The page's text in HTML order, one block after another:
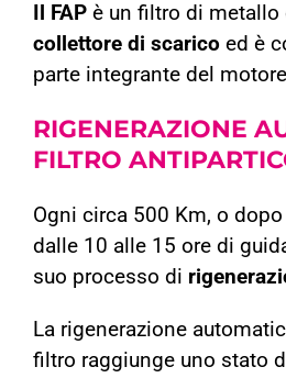
Il FAP è un filtro di metallo
collettore di scarico ed è
parte integrante del
RIGENERAZIONE
FILTRO
Ogni circa 500 Km, o
dalle 10 alle 15 ore di
suo processo di
La rigenerazione
filtro raggiunge uno stato